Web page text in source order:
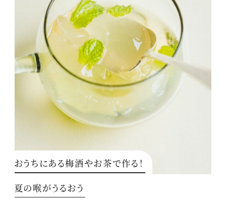
おうちにある梅酒やお茶で作る！
夏の喉がうるおう